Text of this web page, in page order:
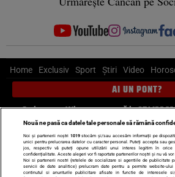
Home Exclusiv Sport Știri Video
AI UN PONT?
Scrie-ne pe Whatsapp, sună la
pont@cancan.ro
Știri interne Știri externe
Ultimele stiri
Diete Insula Iubirii
Nouă ne pasă ca datele tale personale să rămână
Noi și partenerii noștri 1019stocăm și/sau accesăm informații pe
unici pentru prelucrarea datelor cu caracter personal. Puteți accepta sau
jos, respectiv vă puteți opune utilizării unui interes legitim în
confidențialitate. Aceste alegeri vor fi raportate partenerilor noștri și nu vă vor
Noi si partenerii nostri (retelele de socializare si agentiile de publicitate
servicii de date analitice) prelucram date pentru a permite website-ului
continutul si anunturile publicitare afisate in functie de interesele